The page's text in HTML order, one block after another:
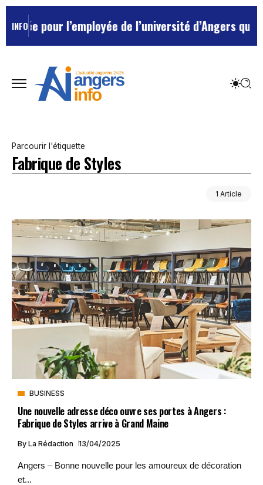
INFOpour l’employée de l’université d’Angers qui
Parcourir l'étiquette
Fabrique de Styles
1 Article
BUSINESS
Une nouvelle adresse déco ouvre ses portes à Angers :
Fabrique de Styles arrive à Grand Maine
By La Rédaction 13/04/2025
Angers – Bonne nouvelle pour les amoureux de décoration
et...